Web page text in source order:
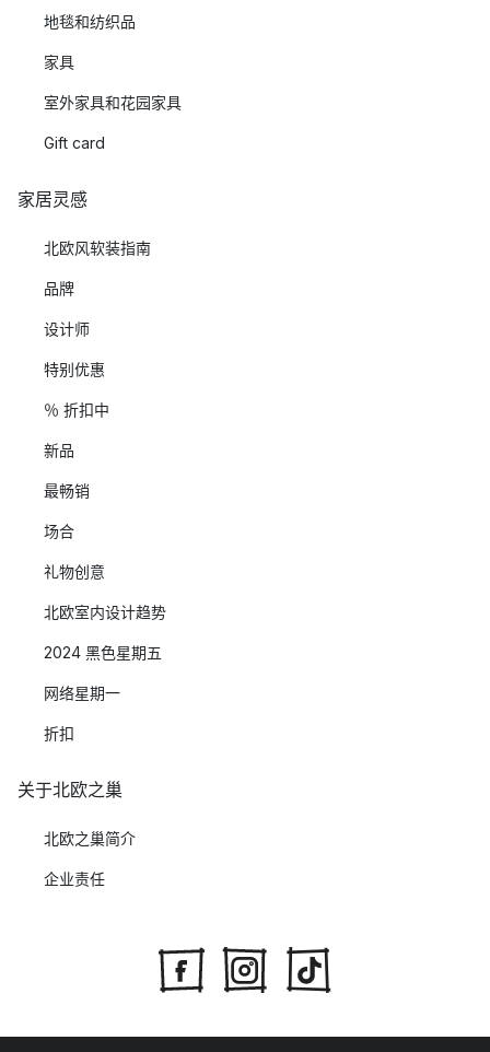
地毯和纺织品
家具
室外家具和花园家具
Gift card
家居灵感
北欧风软装指南
品牌
设计师
特别优惠
％ 折扣中
新品
最畅销
场合
礼物创意
北欧室内设计趋势
2024 黑色星期五
网络星期一
折扣
关于北欧之巢
北欧之巢简介
企业责任